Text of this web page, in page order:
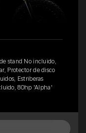
stand No incluido,
Protector de disco
Estriberas
80hp 'Alpha'